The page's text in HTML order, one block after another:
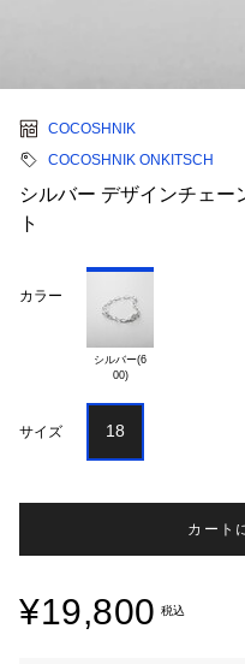
COCOSHNIK
COCOSHNIK ONKITSCH
シルバー デザインチェー
ト
カラー
シルバー(6
00)
サイズ 18
カート
¥19,800 税込